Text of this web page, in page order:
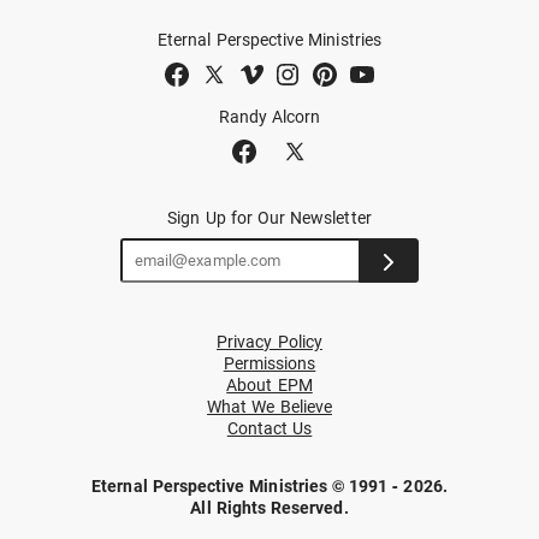
Randy Alcorn
Eternal Perspective Ministries
Sign Up for Our Newsletter
Privacy Policy
Permissions
About EPM
What We Believe
Contact Us
Eternal Perspective Ministries © 1991 - 2026.
All Rights Reserved.